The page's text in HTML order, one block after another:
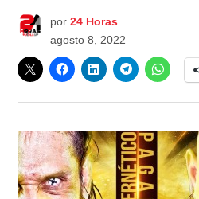
por 24 Horas
agosto 8, 2022